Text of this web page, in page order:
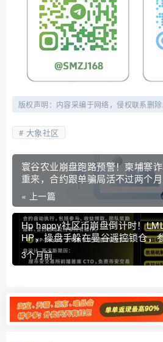
版权声明：内容采编于网络，侵权联系删除
大象社区
寰谷农业崩盘跑路预警！柬埔寨
重来，合约跟单骗局活不过两个
牢！
« 上一篇
Hp happy社区币崩盘倒计时！
HP，操盘手躲在曼谷遥控锁仓，
3个月前